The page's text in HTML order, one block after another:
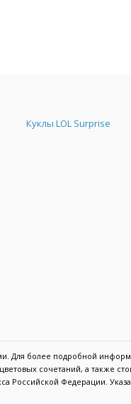
Куклы LOL Surprise
Для более подробной
сочетаний, а также
Российской Федерации.